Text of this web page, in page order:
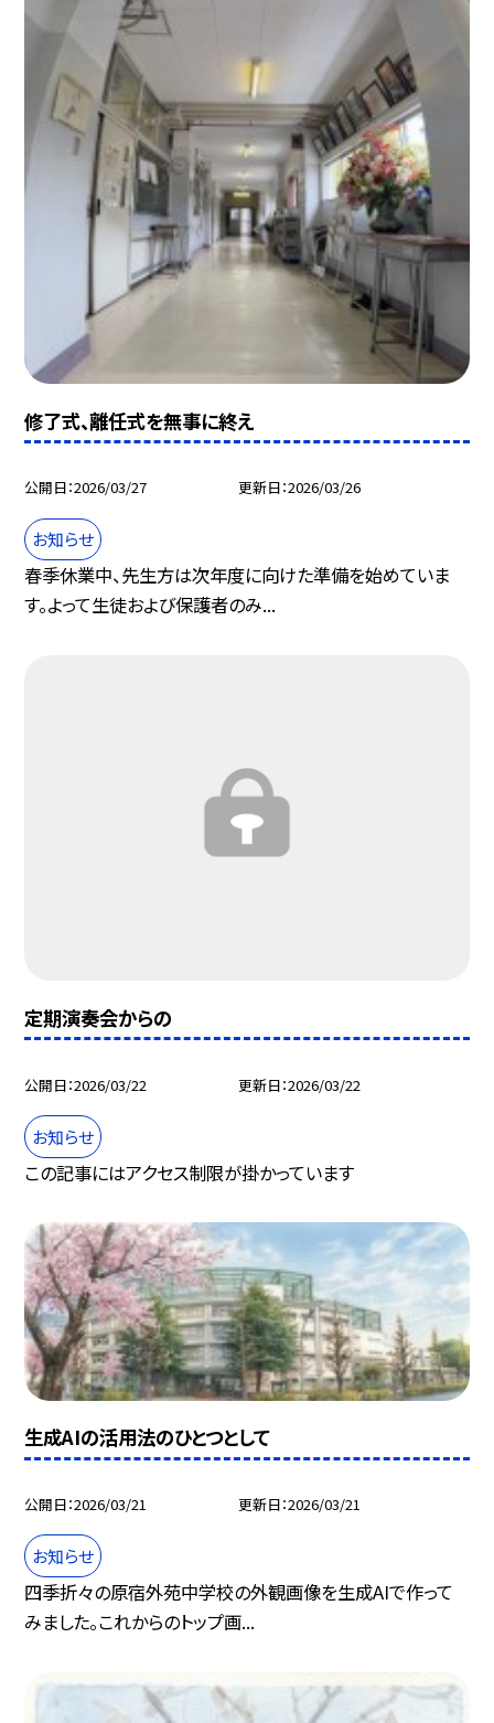
修了式、離任式を無事に終え
公開日 2026/03/27 更新日 2026/03/26
お知らせ
春季休業中、先生方は次年度に向けた準備を始めていま
す。よって生徒および保護者のみ...
定期演奏会からの
公開日 2026/03/22 更新日 2026/03/22
お知らせ
この記事にはアクセス制限が掛かっています
生成AIの活用法のひとつとして
公開日 2026/03/21 更新日 2026/03/21
お知らせ
四季折々の原宿外苑中学校の外観画像を生成AIで作って
みました。これからのトップ画...